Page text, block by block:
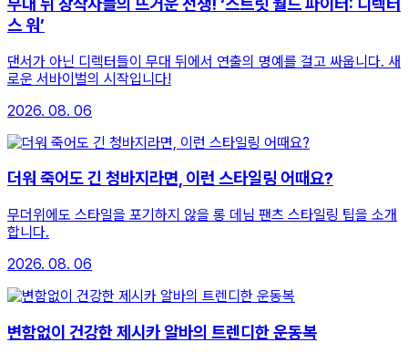
스 워’
댄서가 아닌 디렉터들이 무대 뒤에서 연출의 명예를 걸고 싸웁니다. 새
로운 서바이벌의 시작입니다!
2026. 08. 06
더워 죽어도 긴 청바지라면, 이런 스타일링 어때요?
무더위에도 스타일을 포기하지 않을 롱 데님 팬츠 스타일링 팁을 소개
합니다.
2026. 08. 06
변함없이 건강한 제시카 알바의 트렌디한 운동복